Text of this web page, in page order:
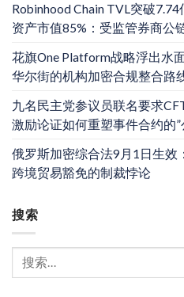
Robinhood Chain TVL突破
资产市值85%：受监管券商公
花旗One Platform战略浮出水
华尔街的机构加密合规整合路
九名民主党参议员联名要求
激励论证如何重塑事件合约的
俄罗斯加密综合法9月1日生效
跨境贸易豁免的制裁悖论
搜索